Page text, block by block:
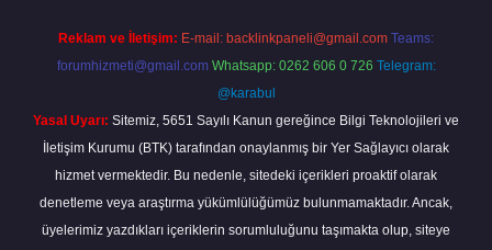
Reklam ve İletişim: E-mail: backlinkpaneli@gmail.com Teams:
forumhizmeti@gmail.com Whatsapp: 0262 606 0 726 Telegram:
@karabul
Yasal Uyarı: Sitemiz, 5651 Sayılı Kanun gereğince Bilgi Teknolojileri ve
İletişim Kurumu (BTK) tarafından onaylanmış bir Yer Sağlayıcı olarak
hizmet vermektedir. Bu nedenle, sitedeki içerikleri proaktif olarak
denetleme veya araştırma yükümlülüğümüz bulunmamaktadır. Ancak,
üyelerimiz yazdıkları içeriklerin sorumluluğunu taşımakta olup, siteye